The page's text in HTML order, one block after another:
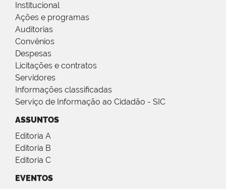
Institucional
Ações e programas
Auditorias
Convênios
Despesas
Licitações e contratos
Servidores
Informações classificadas
Serviço de Informação ao Cidadão - SIC
ASSUNTOS
Editoria A
Editoria B
Editoria C
EVENTOS